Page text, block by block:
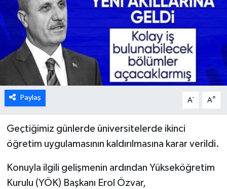
Paylaş A- A+
Geçtiğimiz günlerde üniversitelerde ikinci
öğretim uygulamasının kaldırılmasına karar verildi.
Konuyla ilgili gelişmenin ardından Yükseköğretim
Kurulu (YÖK) Başkanı Erol Özvar,